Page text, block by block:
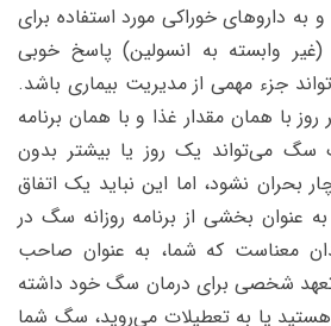
و به داروهای خوراکی مورد استفاده برای
وابسته به انسولین) پاسخ خوبی
جزء مهمی از مدیریت بیماری باشد.
روز با همان مقدار غذا و با همان برنامه
سگ می‌تواند یک روز یا بیشتر بدون
بحران نشود، اما این نباید یک اتفاق
عنوان بخشی از برنامه روزانه سگ در
معناست که شما، به عنوان صاحب
شخصی برای درمان سگ خود داشته
هستید یا به تعطیلات می‌روید، سگ شما